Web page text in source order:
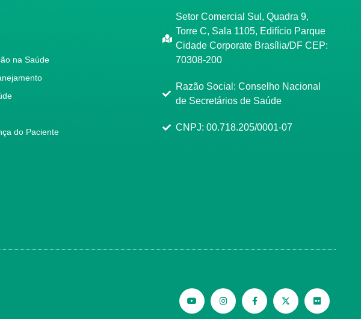
na Saúde
do Paciente
Setor Comercial Sul, Quadra 9,
Torre C, Sala 1105, Edifício Parque
Cidade Corporate Brasília/DF CEP:
70308-200
Razão Social: Conselho Nacional
de Secretários de Saúde
CNPJ: 00.718.205/0001-07